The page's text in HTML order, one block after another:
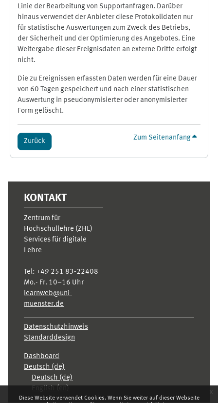
Diese Website verwendet Cookies. Wenn Sie weiter auf dieser Webseite
x
Linie der Bearbeitung von Supportanfragen. Darüber
hinaus verwendet der Anbieter diese Protokolldaten nur
für statistische Auswertungen zum Zweck des Betriebs,
der Sicherheit und der Optimierung des Angebotes. Eine
Weitergabe dieser Ereignisdaten an externe Dritte erfolgt
nicht.
Die zu Ereignissen erfassten Daten werden für eine Dauer
von 60 Tagen gespeichert und nach einer statistischen
Auswertung in pseudonymisierter oder anonymisierter
Form gelöscht.
Zurück Zum Seitenanfang
KONTAKT
Zentrum für
Hochschullehre (ZHL)
Services für digitale
Lehre
Tel: +49 251 83-22408
Mo.- Fr. 10–16 Uhr
learnweb@uni-
muenster.de
Datenschutzhinweis
Standarddesign
Dashboard
Deutsch ‎(de)‎
Deutsch ‎(de)‎